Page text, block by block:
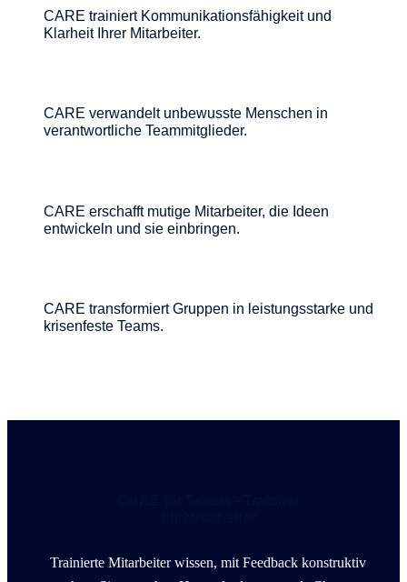
CARE trainiert Kommunikationsfähigkeit und
Klarheit Ihrer Mitarbeiter.
CARE verwandelt unbewusste Menschen in
verantwortliche Teammitglieder.
CARE erschafft mutige Mitarbeiter, die Ideen
entwickeln und sie einbringen.
CARE transformiert Gruppen in leistungsstarke und
krisenfeste Teams.
Trainierte Mitarbeiter wissen, mit Feedback konstruktiv